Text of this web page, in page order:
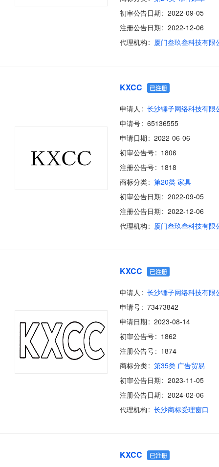
初审公告日期
2022-09-05
注册公告日期
2022-12-06
代理机构
厦门叁玖叁科技有限
KXCC 已注册
申请人
长沙锤子网络科技有限
申请号
65136555
申请日期
2022-06-06
初审公告号
1806
注册公告号
1818
商标分类
第20类 家具
初审公告日期
2022-09-05
注册公告日期
2022-12-06
代理机构
厦门叁玖叁科技有限
KXCC 已注册
申请人
长沙锤子网络科技有限
申请号
73473842
申请日期
2023-08-14
初审公告号
1862
注册公告号
1874
商标分类
第35类 广告贸易
初审公告日期
2023-11-05
注册公告日期
2024-02-06
代理机构
长沙商标受理窗口
KXCC 已注册